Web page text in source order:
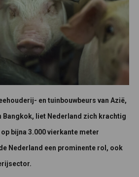
en tuinbouwbeurs van Azië,
Bangkok, liet Nederland zich krachtig
bijna 3.000 vierkante meter
Nederland een prominente rol, ook